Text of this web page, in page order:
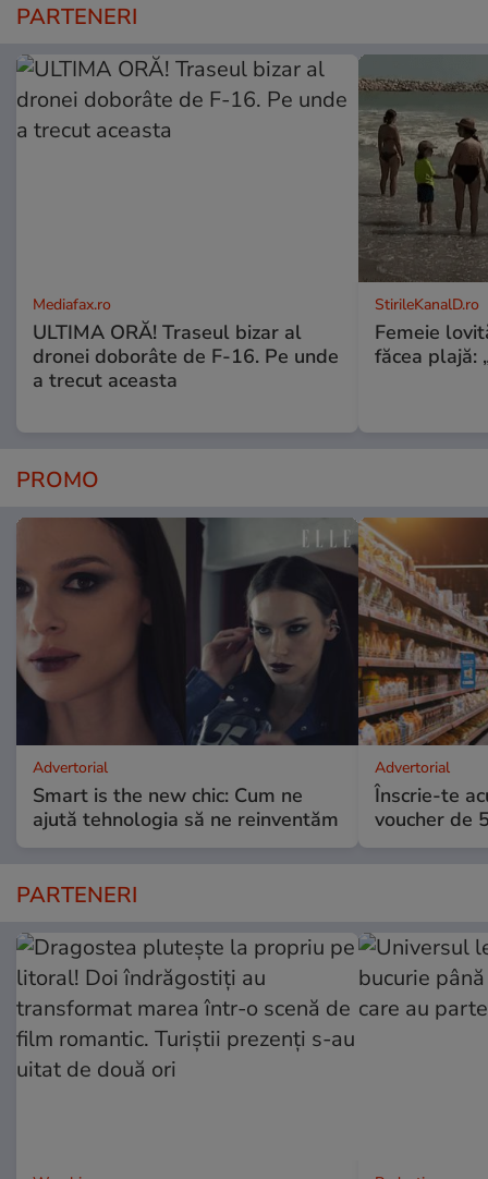
PARTENERI
Mediafax.ro
ULTIMA ORĂ! Traseul bizar al
dronei doborâte de F-16. Pe unde
a trecut aceasta
StirileKanalD.ro
Femeie
făcea plajă:
PROMO
Advertorial
Smart is the new chic: Cum ne
ajută tehnologia să ne reinventăm
Advertorial
Înscrie-te
voucher de
PARTENERI